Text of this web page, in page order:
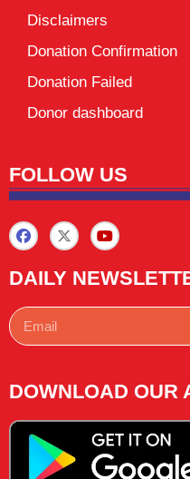
Disclaimers
Donation Confirmation
Donation Failed
Donor dashboard
FOLLOW US
DAILY
DOWNLOAD OUR